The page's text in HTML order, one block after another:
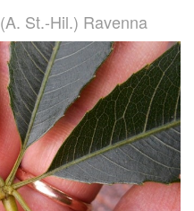
(A. St.-Hil.) Ravenna